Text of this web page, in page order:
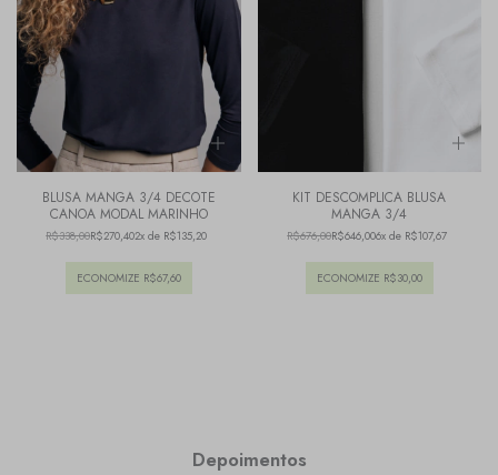
BLUSA MANGA 3/4 DECOTE
CANOA MODAL MARINHO
R$338,00R$270,402x de R$135,20
ECONOMIZE R$67,60
KIT DESCOMPLICA BLUSA
MANGA 3/4
R$676,00R$646,006x de R$107,67
ECONOMIZE R$30,00
Depoimentos